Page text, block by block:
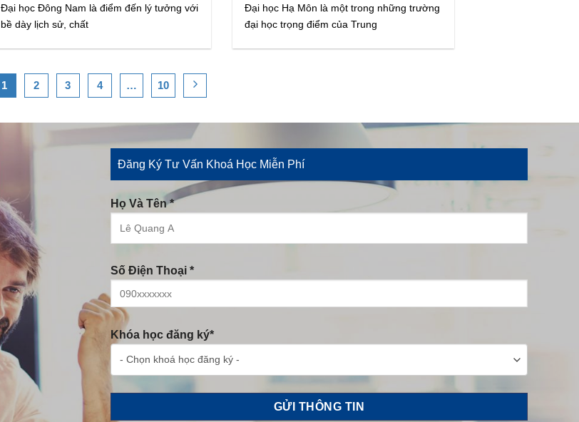
Đại học Đông Nam là điểm đến lý tưởng với
bề dày lịch sử, chất
Đại học Hạ Môn là một trong những trường
đại học trọng điểm của Trung
1 2 3 4 … 10
Đăng Ký Tư Vấn Khoá Học Miễn Phí
Họ Và Tên *
Số Điện Thoại *
Khóa học đăng ký*